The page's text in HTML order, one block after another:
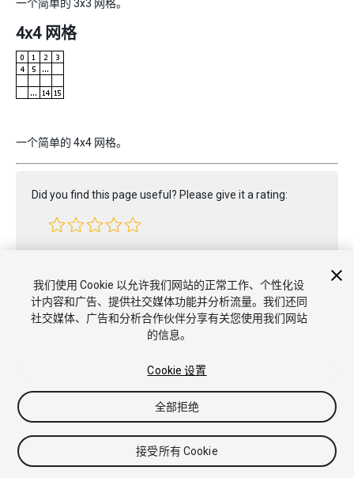
一个简单的 3x3 网格。
4x4 网格
一个简单的 4x4 网格。
Did you find this page useful? Please give it a rating:
Copyright © 2022 Unity Technologies. Publication 2022.3
律条款
Cookie
不要出售或分享我的个人信息
Cookie 偏好
我们使用 Cookie 以允许我们网站的正常工作、个性化设
计内容和广告、提供社交媒体功能并分析流量。我们还同
社交媒体、广告和分析合作伙伴分享有关您使用我们网站
的信息。
Cookie 设置
全部拒绝
接受所有 Cookie